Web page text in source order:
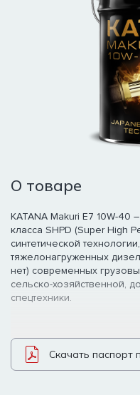
О товаре
KATANA Makuri E7 10W-
класса SHPD (Super High
синтетической
тяжелонагруженных
нет) современных
сельско-хозяйственной,
спецтехники.
Скачать паспорт